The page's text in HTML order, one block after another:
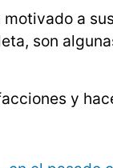
a
son
y